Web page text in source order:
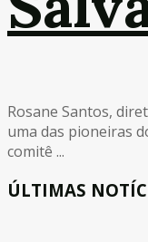
Rosane Santos,
uma das pioneiras
comitê ...
ÚLTIMAS